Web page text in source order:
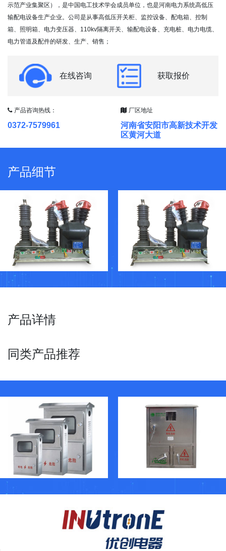
示范产业集聚区），是中国电工技术学会成员单位，也是河南电力系统高低压
输配电设备生产企业。公司是从事高低压开关柜、监控设备、配电箱、控制
箱、照明箱、电力变压器、110kv隔离开关、输配电设备、充电桩、电力电缆、
电力管道及配件的研发、生产、销售；
在线咨询 获取报价
产品咨询热线：
0372-7579961
厂区地址
河南省安阳市高新技术开发
区黄河大道
产品细节
产品详情
同类产品推荐